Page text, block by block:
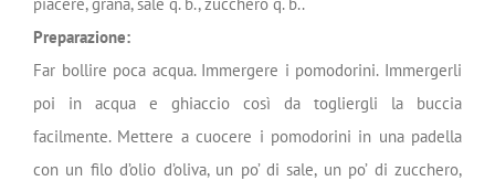
Preparazione:
Far bollire poca acqua. Immergere i pomodorini. Immergerli
poi in acqua e ghiaccio così da togliergli la buccia
facilmente. Mettere a cuocere i pomodorini in una padella
con un filo d’olio d’oliva, un po’ di sale, un po’ di zucchero,